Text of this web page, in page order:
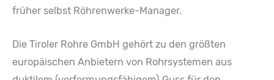
früher selbst Röhrenwerke-Manager.
Die Tiroler Rohre GmbH gehört zu den größten
europäischen Anbietern von Rohrsystemen aus